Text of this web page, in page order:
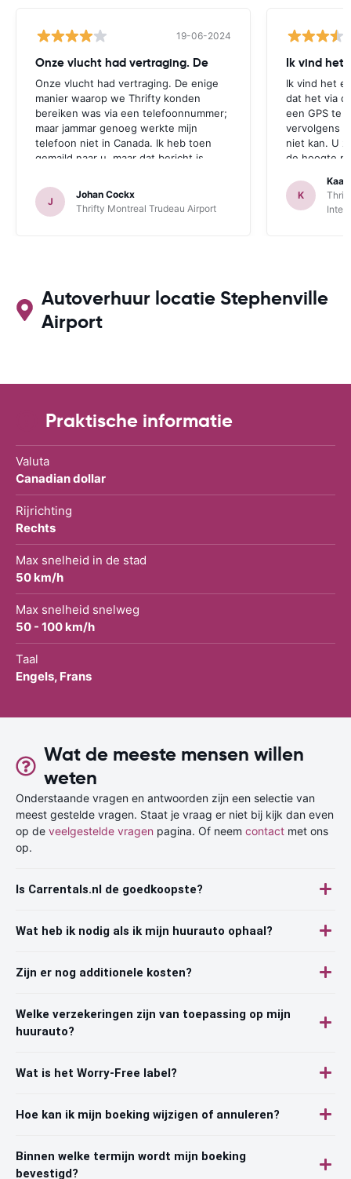
19-06-2024
Onze vlucht had vertraging. De
Onze vlucht had vertraging. De enige
manier waarop we Thrifty konden
bereiken was via een telefoonnummer;
maar jammar genoeg werkte mijn
telefoon niet in Canada. Ik heb toen
gemaild naar u, maar dat bericht is
Deze opmerking geldt zowel voor
Thrifte als voor u: het zou fijn zijn om
op een andere manier contact te
J
Johan Cockx
Thrifty Montreal Trudeau Airport
Ik vind het
Ik vind het
dat het via
een GPS te
vervolgens
niet kan. U
de hoogte
een GPS bij
is. Dan
K
Kaat
Autoverhuur locatie Stephenville
Airport
Praktische informatie
Valuta
Canadian dollar
Rijrichting
Rechts
Max snelheid in de stad
50 km/h
Max snelheid snelweg
50 - 100 km/h
Taal
Engels, Frans
Wat de meeste mensen willen
weten
Onderstaande vragen en antwoorden zijn een selectie van
meest gestelde vragen. Staat je vraag er niet bij kijk dan even
op de veelgestelde vragen pagina. Of neem contact met ons
op.
Is Carrentals.nl de goedkoopste?
Wat heb ik nodig als ik mijn huurauto ophaal?
Zijn er nog additionele kosten?
Welke verzekeringen zijn van toepassing op mijn
huurauto?
Wat is het Worry-Free label?
Hoe kan ik mijn boeking wijzigen of annuleren?
Binnen welke termijn wordt mijn boeking
bevestigd?